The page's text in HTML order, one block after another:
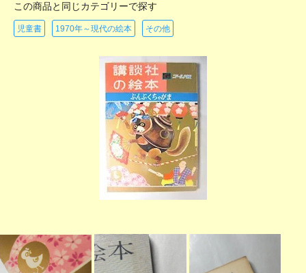
この商品と同じカテゴリーで探す
児童書 1970年～現代の絵本 その他